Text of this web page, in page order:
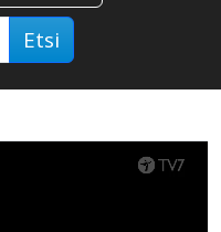
Etsi